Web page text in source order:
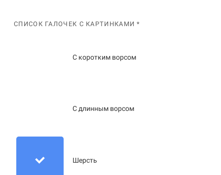
СПИСОК ГАЛОЧЕК С КАРТИНКАМИ *
С коротким ворсом
С длинным ворсом
Шерсть